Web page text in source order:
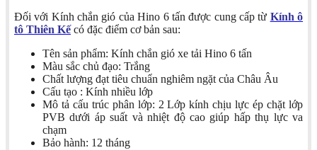
Đối với Kính chắn gió của Hino 6 tấn được cung cấp từ Kính ô
tô Thiên Kếcó đặc điểm cơ bản sau:
Tên sản phẩm: Kính chắn gió xe tải Hino 6 tấn
Màu sắc chủ đạo: Trắng
Chất lượng đạt tiêu chuẩn nghiêm ngặt của Châu Âu
Cấu tạo : Kính nhiều lớp
Mô tả cấu trúc phân lớp: 2 Lớp kính chịu lực ép chặt lớp
PVB dưới áp suất và nhiệt độ cao giúp hấp thụ lực va
chạm
Bảo hành: 12 tháng